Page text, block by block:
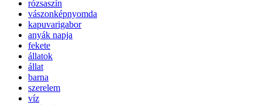
rózsaszín
vászonképnyomda
kapuvarigabor
anyák napja
fekete
állatok
állat
barna
szerelem
víz